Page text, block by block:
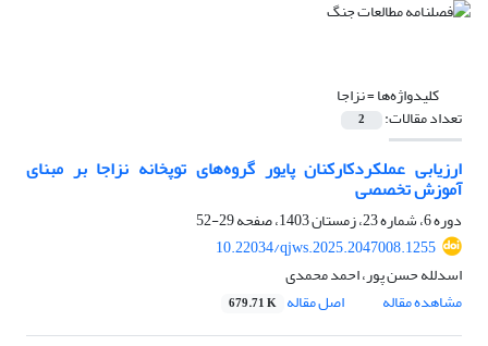
کلیدواژه‌ها =نزاجا
تعداد مقالات: 2
ارزیابی عملکردکارکنان پایور گروه‌های توپخانه نزاجا بر مبنای
آموزش تخصصی
دوره 6، شماره 23، زمستان 1403، صفحه
29-52
10.22034/qjws.2025.2047008.1255
اسدلله حسن پور، احمد محمدی
مشاهده مقاله
اصل مقاله 679.71 K